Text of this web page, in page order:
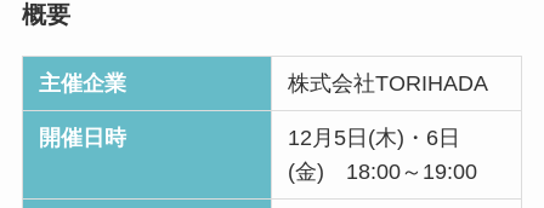
概要
主催企業 株式会社TORIHADA
開催日時
12月5日(木)・6日
(金) 18:00～19:00